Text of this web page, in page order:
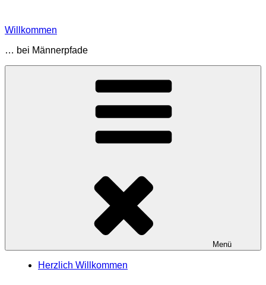
springen
Willkommen
… bei Männerpfade
Menü
Herzlich Willkommen